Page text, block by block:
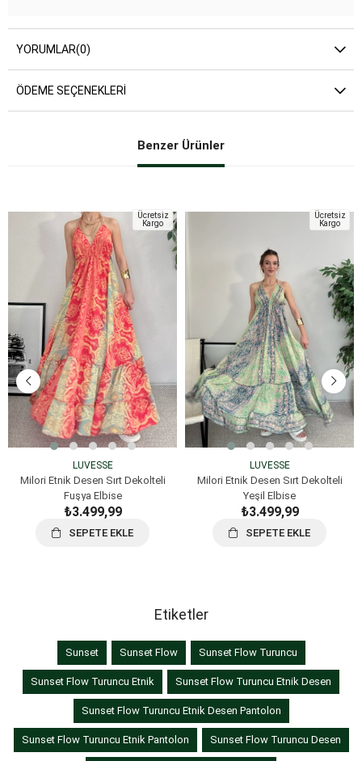
YORUMLAR(0)
ÖDEME SEÇENEKLERI
Benzer Ürünler
Ücretsiz
Kargo
LUVESSE
Milori Etnik Desen Sırt Dekolteli
Fuşya Elbise
₺3.499,99
SEPETE EKLE
Ücretsiz
Kargo
LUVESSE
Milori Etnik Desen Sırt Dekolteli
Yeşil Elbise
₺3.499,99
SEPETE EKLE
Etiketler
Sunset Sunset Flow Sunset Flow Turuncu
Sunset Flow Turuncu Etnik Sunset Flow Turuncu Etnik Desen
Sunset Flow Turuncu Etnik Desen Pantolon
Sunset Flow Turuncu Etnik Pantolon Sunset Flow Turuncu Desen